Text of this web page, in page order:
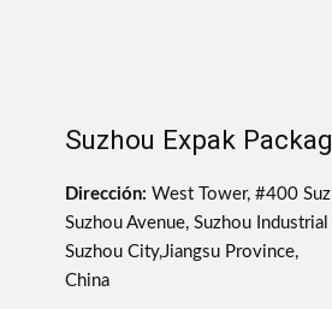
Suzhou Expak
Dirección: West Tower, #400
Suzhou Avenue, Suzhou Industrial
Suzhou City,Jiangsu Province,
China